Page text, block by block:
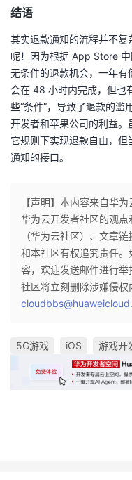
结语
其实退款通知的流程并不
呢！因为根据 App Store
无条件的退款机会，一年
会在 48 小时内完成，但也
些“条件”，导致了退款的滥
开发者和苹果公司的利益
它规则下实现退款自由，
通知的接口。
【声明】本内容来自华
华为云开发者社区的观
（华为云社区）、文章
和本社区有权追究责任
容，欢迎发送邮件进行
社区将立刻删除涉嫌侵权
5G游戏 iOS 游戏开